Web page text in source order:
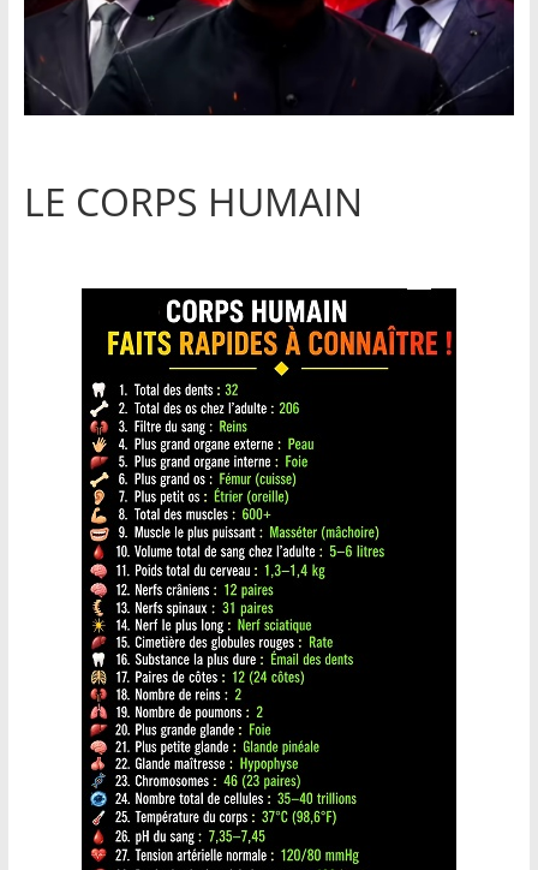
LE CORPS HUMAIN